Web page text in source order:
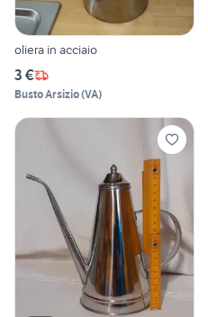
oliera in acciaio
3 €
Busto Arsizio(VA)